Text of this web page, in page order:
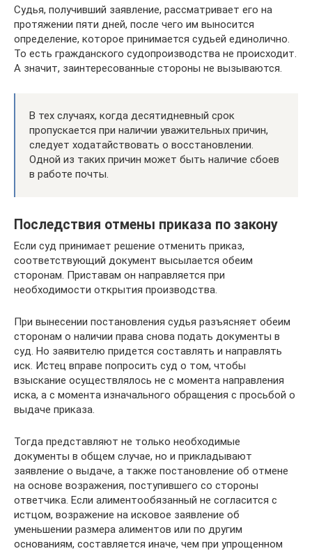
Судья, получивший заявление, рассматривает его на
протяжении пяти дней, после чего им выносится
определение, которое принимается судьей единолично.
То есть гражданского судопроизводства не происходит.
А значит, заинтересованные стороны не вызываются.
В тех случаях, когда десятидневный срок
пропускается при наличии уважительных причин,
следует ходатайствовать о восстановлении.
Одной из таких причин может быть наличие сбоев
в работе почты.
Последствия отмены приказа по закону
Если суд принимает решение отменить приказ,
соответствующий документ высылается обеим
сторонам. Приставам он направляется при
необходимости открытия производства.
При вынесении постановления судья разъясняет обеим
сторонам о наличии права снова подать документы в
суд. Но заявителю придется составлять и направлять
иск. Истец вправе попросить суд о том, чтобы
взыскание осуществлялось не с момента направления
иска, а с момента изначального обращения с просьбой о
выдаче приказа.
Тогда представляют не только необходимые
документы в общем случае, но и прикладывают
заявление о выдаче, а также постановление об отмене
на основе возражения, поступившего со стороны
ответчика. Если алиментообязанный не согласится с
истцом, возражение на исковое заявление об
уменьшении размера алиментов или по другим
основаниям, составляется иначе, чем при упрощенном